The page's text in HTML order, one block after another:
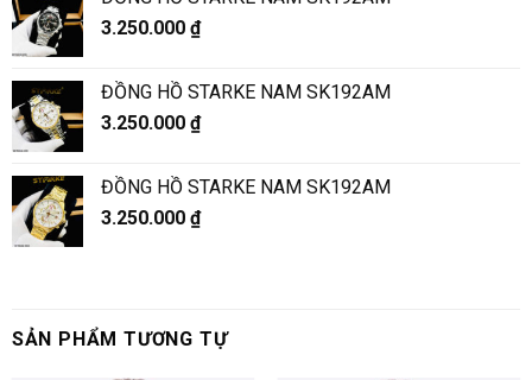
3.250.000 ₫
ĐỒNG HỒ STARKE NAM SK192AM
3.250.000 ₫
ĐỒNG HỒ STARKE NAM SK192AM
3.250.000 ₫
SẢN PHẨM TƯƠNG TỰ